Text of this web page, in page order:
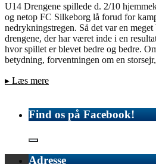
U14 Drengene spillede d. 2/10
og netop FC Silkeborg lå forud for
nedrykningstregen. Så det var en
drengene, der har været inde i en
hvor spillet er blevet bedre og bedre.
betydning, forventningen om en
▸ Læs mere
Find os på Facebook!
Adresse